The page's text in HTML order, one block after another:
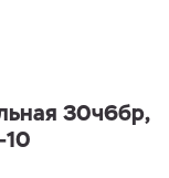
30ч6бр,